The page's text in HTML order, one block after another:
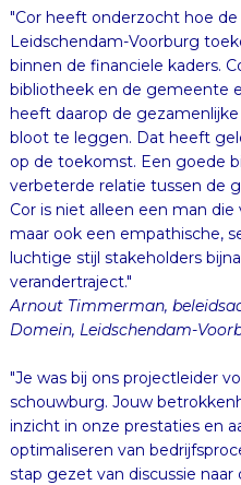
"Cor heeft onderzocht hoe
Leidschendam-Voorburg
binnen de financiele kaders.
bibliotheek en de gemeente
heeft daarop de
bloot te leggen. Dat heeft
op de toekomst. Een goede
verbeterde relatie tussen de
Cor is niet alleen een man
maar ook een empathische,
luchtige stijl stakeholders
verandertraject."
Arnout Timmerman,
Domein, Leidschendam-
"Je was bij ons projectleider
schouwburg. Jouw
inzicht in onze prestaties en
optimaliseren van
stap gezet van discussie